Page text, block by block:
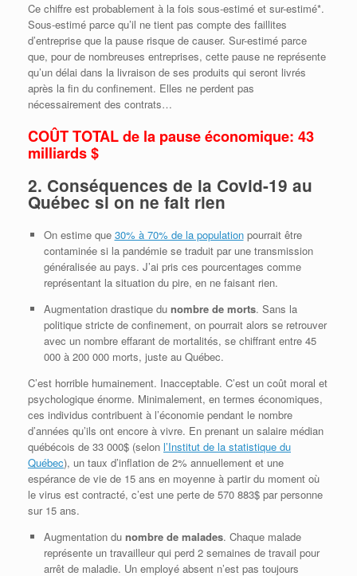
Ce chiffre est probablement à la fois sous-estimé et sur-estimé*.
Sous-estimé parce qu’il ne tient pas compte des faillites
d’entreprise que la pause risque de causer. Sur-estimé parce
que, pour de nombreuses entreprises, cette pause ne représente
qu’un délai dans la livraison de ses produits qui seront livrés
après la fin du confinement. Elles ne perdent pas
nécessairement des contrats…
COÛT TOTAL de la pause économique: 43
milliards $
2. Conséquences de la Covid-19 au
Québec si on ne fait rien
On estime que 30% à 70% de la populationpourrait être
contaminée si la pandémie se traduit par une transmission
généralisée au pays. J’ai pris ces pourcentages comme
représentant la situation du pire, en ne faisant rien.
Augmentation drastique du nombre de morts. Sans la
politique stricte de confinement, on pourrait alors se retrouver
avec un nombre effarant de mortalités, se chiffrant entre 45
000 à 200 000 morts, juste au Québec.
C’est horrible humainement. Inacceptable. C’est un coût moral et
psychologique énorme. Minimalement, en termes économiques,
ces individus contribuent à l’économie pendant le nombre
d’années qu’ils ont encore à vivre. En prenant un salaire médian
québécois de 33 000$ (selon l’Institut de la statistique du
Québec), un taux d’inflation de 2% annuellement et une
espérance de vie de 15 ans en moyenne à partir du moment où
le virus est contracté, c’est une perte de 570 883$ par personne
sur 15 ans.
Augmentation du nombre de malades. Chaque malade
représente un travailleur qui perd 2 semaines de travail pour
arrêt de maladie. Un employé absent n’est pas toujours